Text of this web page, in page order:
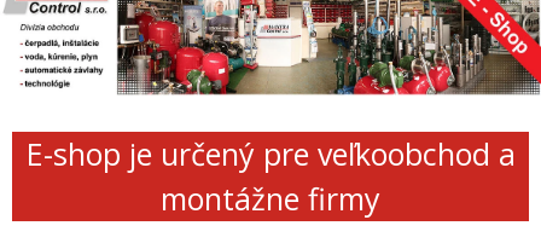
E-shop je určený pre veľkoobchod a
montážne firmy